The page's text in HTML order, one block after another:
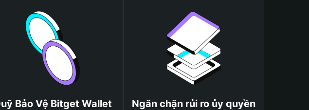
Bảo Vệ Bitget Wallet
Ngăn chặn rủi ro ủy quyền